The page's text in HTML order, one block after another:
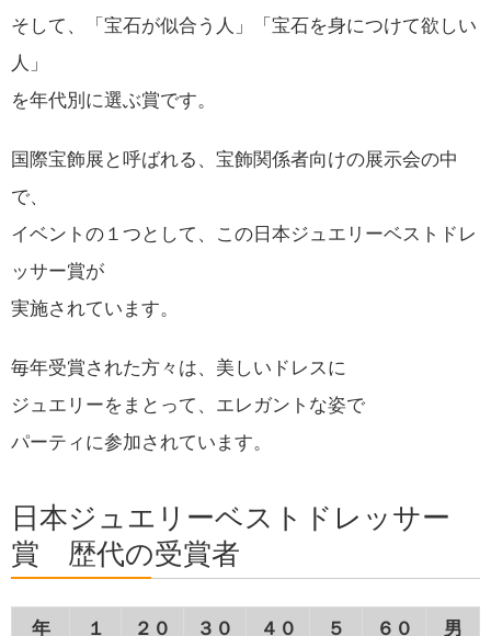
そして、「宝石が似合う人」「宝石を身につけて欲しい
人」
を年代別に選ぶ賞です。
国際宝飾展と呼ばれる、宝飾関係者向けの展示会の中
で、
イベントの１つとして、この日本ジュエリーベストドレ
ッサー賞が
実施されています。
毎年受賞された方々は、美しいドレスに
ジュエリーをまとって、エレガントな姿で
パーティに参加されています。
日本ジュエリーベストドレッサー
賞 歴代の受賞者
年 １ ２０ ３０ ４０ ５ ６０ 男